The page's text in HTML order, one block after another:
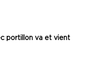
portillon va et vient